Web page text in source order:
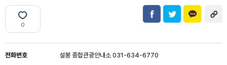
0
전화번호
설봉 종합관광안내소 031-634-6770